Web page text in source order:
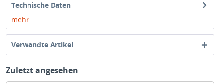
Technische Daten
mehr
Verwandte Artikel
Zuletzt angesehen